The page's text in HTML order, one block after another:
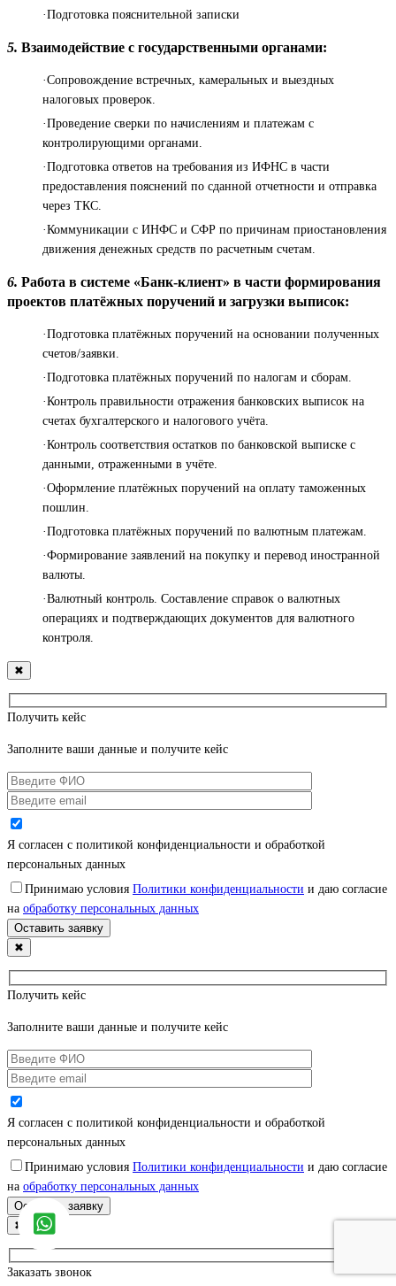
·Подготовка пояснительной записки
5. Взаимодействие с государственными органами:
·Сопровождение встречных, камеральных и выездных
налоговых проверок.
·Проведение сверки по начислениям и платежам с
контролирующими органами.
·Подготовка ответов на требования из ИФНС в части
предоставления пояснений по сданной отчетности и отправка
через ТКС.
·Коммуникации с ИНФС и СФР по причинам приостановления
движения денежных средств по расчетным счетам.
6. Работа в системе «Банк-клиент» в части формирования
проектов платёжных поручений и загрузки выписок:
·Подготовка платёжных поручений на основании полученных
счетов/заявки.
·Подготовка платёжных поручений по налогам и сборам.
·Контроль правильности отражения банковских выписок на
счетах бухгалтерского и налогового учёта.
·Контроль соответствия остатков по банковской выписке с
данными, отраженными в учёте.
·Оформление платёжных поручений на оплату таможенных
пошлин.
·Подготовка платёжных поручений по валютным платежам.
·Формирование заявлений на покупку и перевод иностранной
валюты.
·Валютный контроль. Составление справок о валютных
операциях и подтверждающих документов для валютного
контроля.
✖
Получить кейс
Заполните ваши данные и получите кейс
Я согласен с политикой конфиденциальности и обработкой
персональных данных
Принимаю условия Политики конфиденциальности и даю согласие
на обработку персональных данных
✖
Получить кейс
Заполните ваши данные и получите кейс
Я согласен с политикой конфиденциальности и обработкой
персональных данных
Принимаю условия Политики конфиденциальности и даю согласие
на обработку персональных данных
✖
Заказать звонок